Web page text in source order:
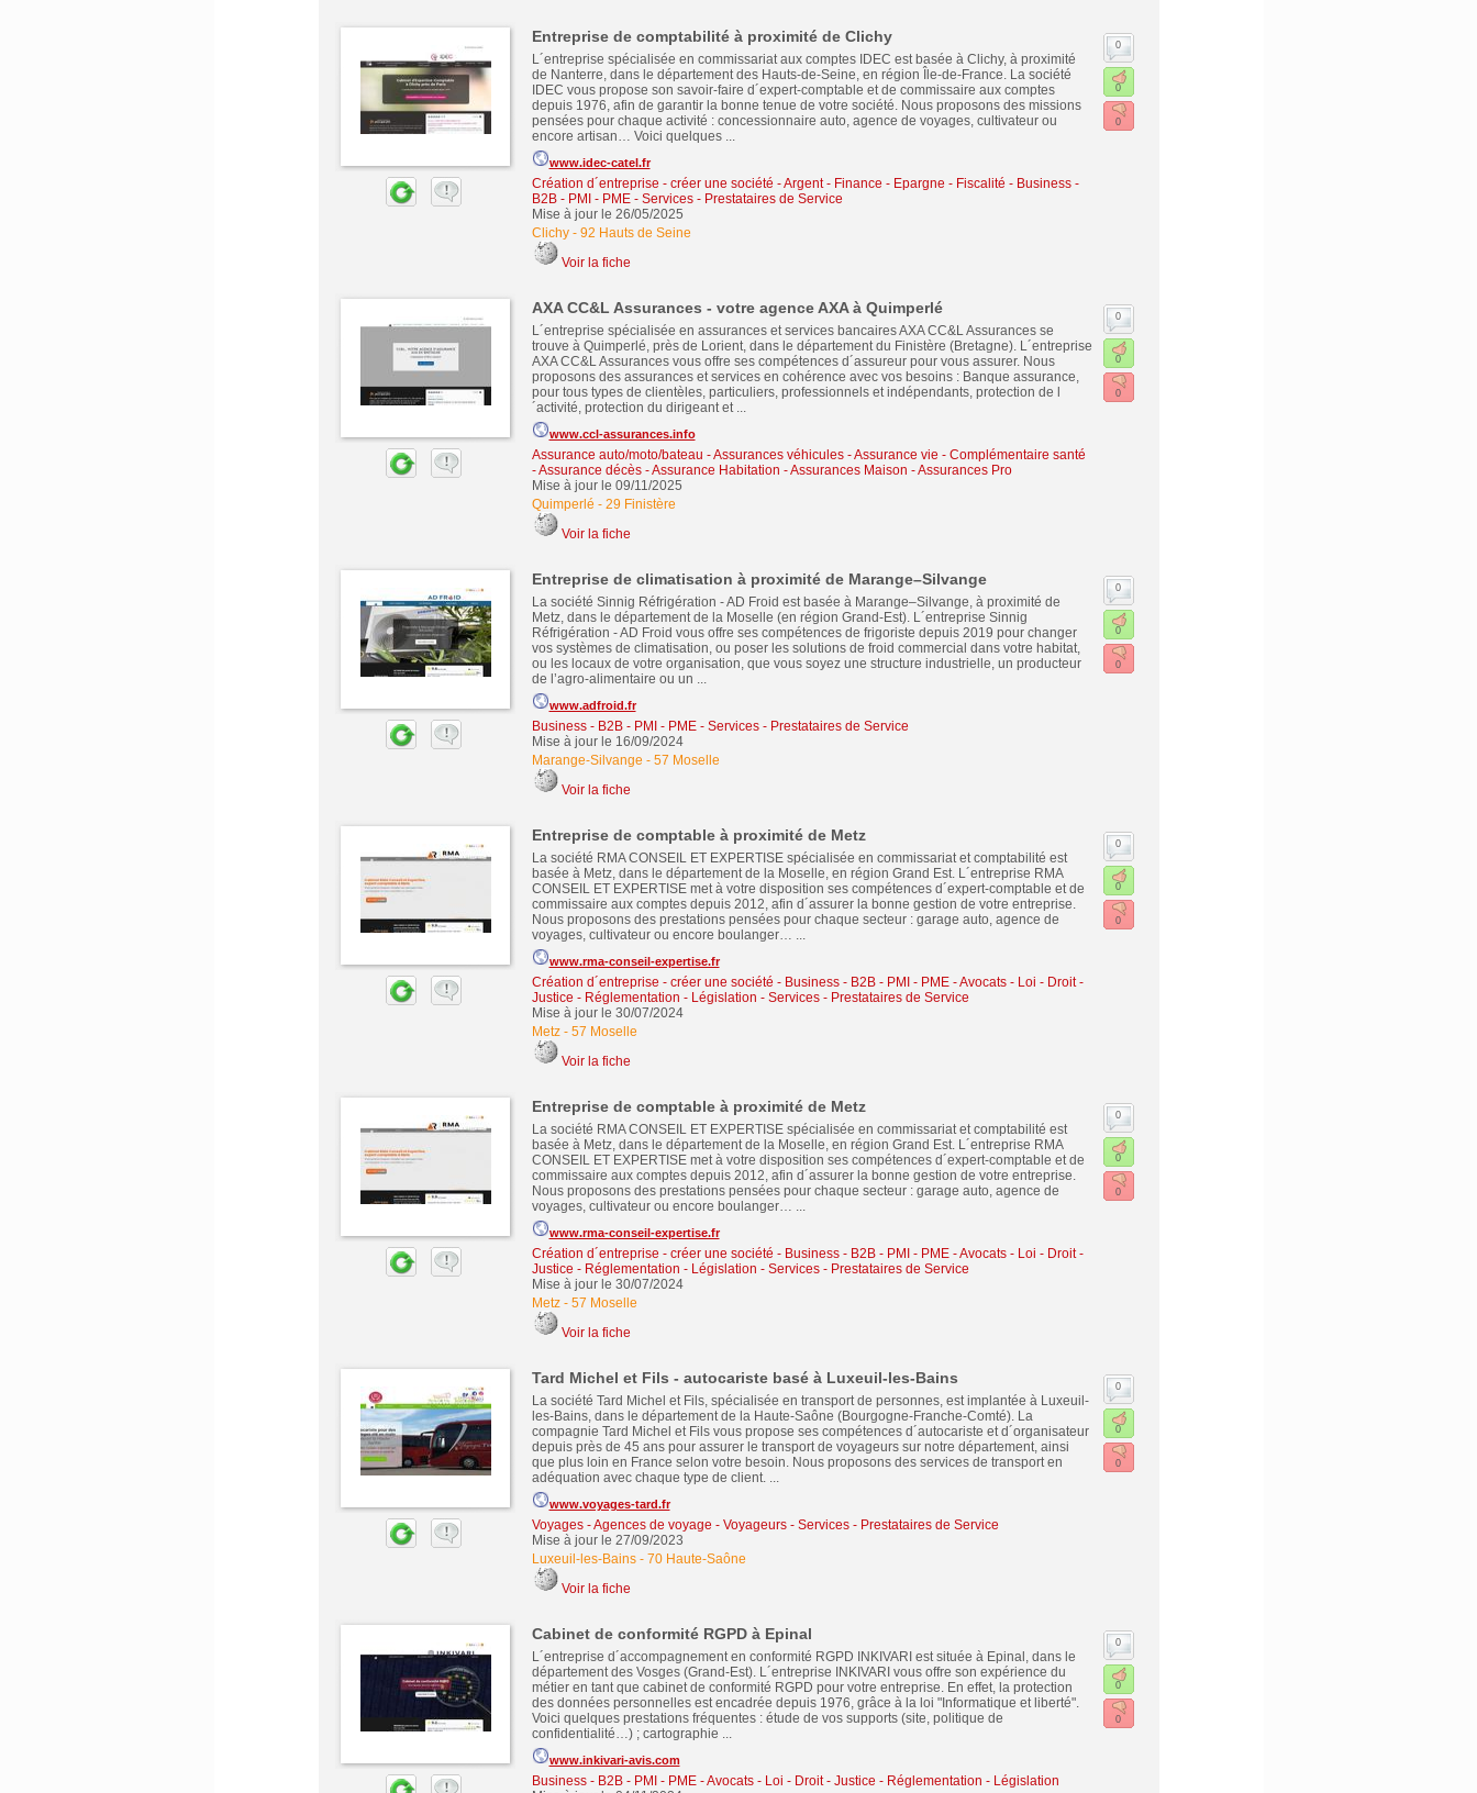
Entreprise de comptabilité à proximité de Clichy
L´entreprise spécialisée en commissariat aux comptes IDEC est basée à Clichy, à proximité
de Nanterre, dans le département des Hauts-de-Seine, en région Île-de-France. La société
IDEC vous propose son savoir-faire d´expert-comptable et de commissaire aux comptes
depuis 1976, afin de garantir la bonne tenue de votre société. Nous proposons des missions
pensées pour chaque activité : concessionnaire auto, agence de voyages, cultivateur ou
encore artisan… Voici quelques ...
www.idec-catel.fr
Création d´entreprise - créer une société -Argent - Finance - Epargne - Fiscalité - Business -
B2B - PMI - PME- Services - Prestataires de Service
Mise à jour le 26/05/2025
Clichy- 92 Hauts de Seine
Voir la fiche
0
0
0
AXA CC&L Assurances - votre agence AXA à Quimperlé
L´entreprise spécialisée en assurances et services bancaires AXA CC&L Assurances se
trouve à Quimperlé, près de Lorient, dans le département du Finistère (Bretagne). L´entreprise
AXA CC&L Assurances vous offre ses compétences d´assureur pour vous assurer. Nous
proposons des assurances et services en cohérence avec vos besoins : Banque assurance,
pour tous types de clientèles, particuliers, professionnels et indépendants, protection de l
´activité, protection du dirigeant et ...
www.ccl-assurances.info
Assurance auto/moto/bateau - Assurances véhicules-Assurance vie - Complémentaire santé
- Assurance décès-Assurance Habitation - Assurances Maison - Assurances Pro
Mise à jour le 09/11/2025
Quimperlé - 29 Finistère
Voir la fiche
0
0
0
Entreprise de climatisation à proximité de Marange–Silvange
La société Sinnig Réfrigération - AD Froid est basée à Marange–Silvange, à proximité de
Metz, dans le département de la Moselle (en région Grand-Est). L´entreprise Sinnig
Réfrigération - AD Froid vous offre ses compétences de frigoriste depuis 2019 pour changer
vos systèmes de climatisation, ou poser les solutions de froid commercial dans votre habitat,
ou les locaux de votre organisation, que vous soyez une structure industrielle, un producteur
de l’agro-alimentaire ou un ...
www.adfroid.fr
Business - B2B - PMI - PME- Services - Prestataires de Service
Mise à jour le 16/09/2024
Marange-Silvange - 57 Moselle
Voir la fiche
0
0
0
Entreprise de comptable à proximité de Metz
La société RMA CONSEIL ET EXPERTISE spécialisée en commissariat et comptabilité est
basée à Metz, dans le département de la Moselle, en région Grand Est. L´entreprise RMA
CONSEIL ET EXPERTISE met à votre disposition ses compétences d´expert-comptable et de
commissaire aux comptes depuis 2012, afin d´assurer la bonne gestion de votre entreprise.
Nous proposons des prestations pensées pour chaque secteur : garage auto, agence de
voyages, cultivateur ou encore boulanger… ...
www.rma-conseil-expertise.fr
Création d´entreprise - créer une société - Business - B2B - PMI - PME-Avocats - Loi - Droit -
Justice - Réglementation - Législation - Services - Prestataires de Service
Mise à jour le 30/07/2024
Metz- 57 Moselle
Voir la fiche
0
0
0
Entreprise de comptable à proximité de Metz
La société RMA CONSEIL ET EXPERTISE spécialisée en commissariat et comptabilité est
basée à Metz, dans le département de la Moselle, en région Grand Est. L´entreprise RMA
CONSEIL ET EXPERTISE met à votre disposition ses compétences d´expert-comptable et de
commissaire aux comptes depuis 2012, afin d´assurer la bonne gestion de votre entreprise.
Nous proposons des prestations pensées pour chaque secteur : garage auto, agence de
voyages, cultivateur ou encore boulanger… ...
www.rma-conseil-expertise.fr
Création d´entreprise - créer une société - Business - B2B - PMI - PME-Avocats - Loi - Droit -
Justice - Réglementation - Législation - Services - Prestataires de Service
Mise à jour le 30/07/2024
Metz- 57 Moselle
Voir la fiche
0
0
0
Tard Michel et Fils - autocariste basé à Luxeuil-les-Bains
La société Tard Michel et Fils, spécialisée en transport de personnes, est implantée à Luxeuil-
les-Bains, dans le département de la Haute-Saône (Bourgogne-Franche-Comté). La
compagnie Tard Michel et Fils vous propose ses compétences d´autocariste et d´organisateur
depuis près de 45 ans pour assurer le transport de voyageurs sur notre département, ainsi
que plus loin en France selon votre besoin. Nous proposons des services de transport en
adéquation avec chaque type de client. ...
www.voyages-tard.fr
Voyages - Agences de voyage - Voyageurs- Services - Prestataires de Service
Mise à jour le 27/09/2023
Luxeuil-les-Bains- 70 Haute-Saône
Voir la fiche
0
0
0
Cabinet de conformité RGPD à Epinal
L´entreprise d´accompagnement en conformité RGPD INKIVARI est située à Epinal, dans le
département des Vosges (Grand-Est). L´entreprise INKIVARI vous offre son expérience du
métier en tant que cabinet de conformité RGPD pour votre entreprise. En effet, la protection
des données personnelles est encadrée depuis 1976, grâce à la loi "Informatique et liberté".
Voici quelques prestations fréquentes : étude de vos supports (site, politique de
confidentialité…) ; cartographie ...
www.inkivari-avis.com
Business - B2B - PMI - PME-Avocats - Loi - Droit - Justice - Réglementation - Législation
0
0
0